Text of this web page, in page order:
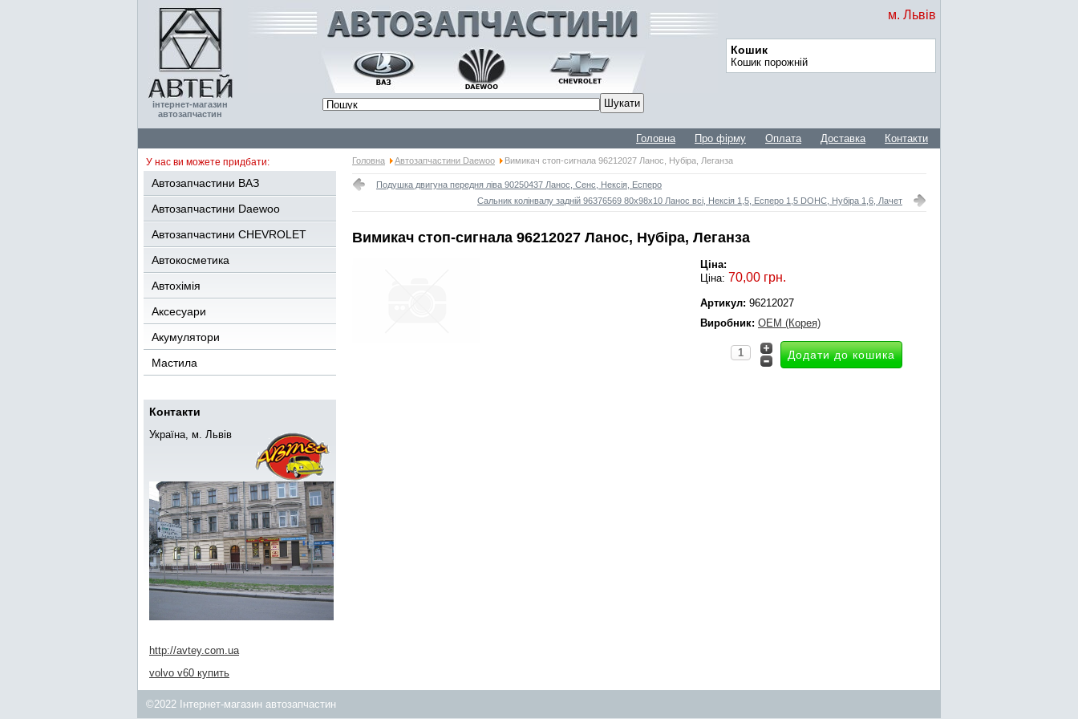
інтернет-магазин
автозапчастин
м. Львів
Кошик
Кошик порожній
Головна Про фірму Оплата Доставка Контакти
У нас ви можете придбати:
Автозапчастини ВАЗ
Автозапчастини Daewoo
Автозапчастини CHEVROLET
Автокосметика
Автохімія
Аксесуари
Акумулятори
Мастила
Контакти
Україна, м. Львів
http://avtey.com.ua
volvo v60 купить
Головна Автозапчастини Daewoo Вимикач стоп-сигнала 96212027 Ланос, Нубіра, Леганза
Подушка двигуна передня ліва 90250437 Ланос, Сенс, Нексія, Есперо
Сальник колінвалу задній 96376569 80x98x10 Ланос всі, Нексія 1,5, Есперо 1,5 DOHC, Нубіра 1,6, Лачет
Вимикач стоп-сигнала 96212027 Ланос, Нубіра, Леганза
Ціна:
Ціна: 70,00 грн.
Артикул: 96212027
Виробник: OEM (Корея)
©2022 Інтернет-магазин автозапчастин